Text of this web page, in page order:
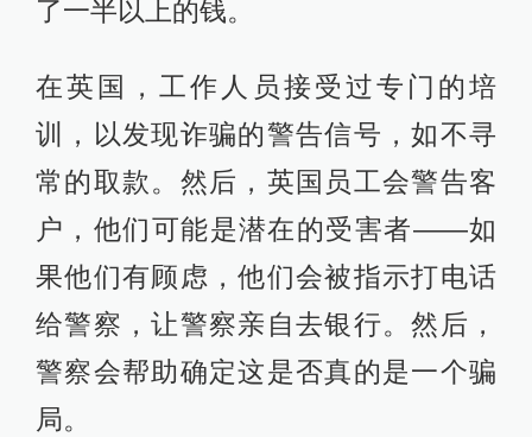
了一半以上的钱。
在英国，工作人员接受过专门的培
训，以发现诈骗的警告信号，如不寻
常的取款。然后，英国员工会警告客
户，他们可能是潜在的受害者——如
果他们有顾虑，他们会被指示打电话
给警察，让警察亲自去银行。然后，
警察会帮助确定这是否真的是一个骗
局。